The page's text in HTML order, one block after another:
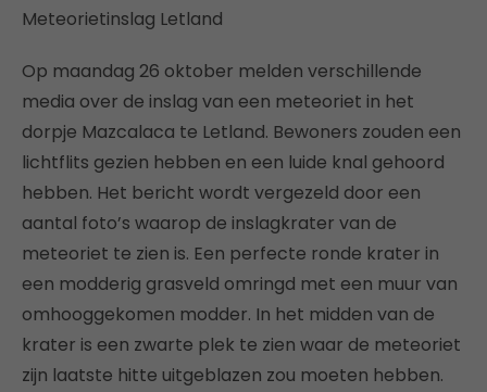
Meteorietinslag Letland
Op maandag 26 oktober melden verschillende
media over de inslag van een meteoriet in het
dorpje Mazcalaca te Letland. Bewoners zouden een
lichtflits gezien hebben en een luide knal gehoord
hebben. Het bericht wordt vergezeld door een
aantal foto’s waarop de inslagkrater van de
meteoriet te zien is. Een perfecte ronde krater in
een modderig grasveld omringd met een muur van
omhooggekomen modder. In het midden van de
krater is een zwarte plek te zien waar de meteoriet
zijn laatste hitte uitgeblazen zou moeten hebben.